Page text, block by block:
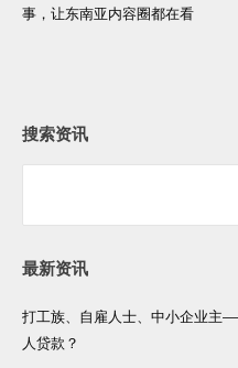
navigation
事，让东南亚内容圈都在看
搜索资讯
最新资讯
打工族、自雇人士、中小企业主
人贷款？